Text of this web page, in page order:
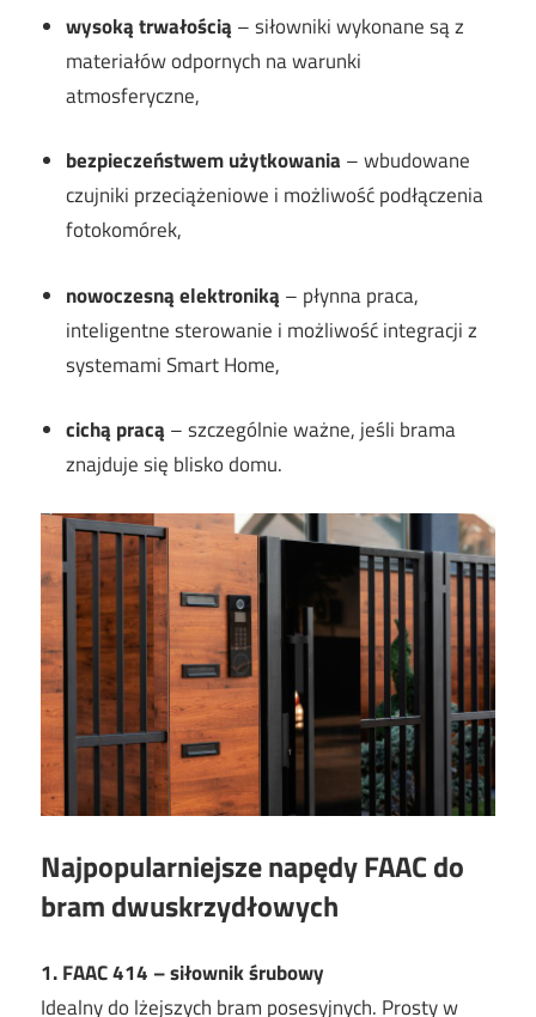
wysoką trwałością – siłowniki wykonane są z
materiałów odpornych na warunki
atmosferyczne,
bezpieczeństwem użytkowania – wbudowane
czujniki przeciążeniowe i możliwość podłączenia
fotokomórek,
nowoczesną elektroniką – płynna praca,
inteligentne sterowanie i możliwość integracji z
systemami Smart Home,
cichą pracą – szczególnie ważne, jeśli brama
znajduje się blisko domu.
Najpopularniejsze napędy FAAC do
bram dwuskrzydłowych
1. FAAC 414 – siłownik śrubowy
Idealny do lżejszych bram posesyjnych. Prosty w